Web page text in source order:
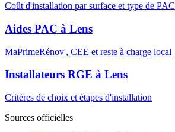
Coût d'installation par surface et type de PAC
Aides PAC à Lens
MaPrimeRénov', CEE et reste à charge local
Installateurs RGE à Lens
Critères de choix et étapes d'installation
Sources officielles